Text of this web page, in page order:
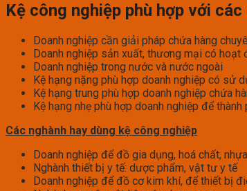
Kệ công nghiệp phù hợp với
Doanh nghiệp cần giải pháp chứa hàng
Doanh nghiệp sản xuất, thương mại có hoạt
Doanh nghiệp trong nước và nước ngoài
Kệ hạng nặng phù hợp doanh nghiệp có sử
Kệ hạng trung phù hợp doanh nghiệp chứa
Kệ hạng nhẹ phù hợp doanh nghiệp để
Các nghành hay dùng kệ công nghiệp
Doanh nghiệp để đồ gia dụng, hoá chất, nhựa
Nghành thiết bị y tế: dược phẩm, vật tư y tế
Doanh nghiệp để đồ cơ kim khí, để thiết bị